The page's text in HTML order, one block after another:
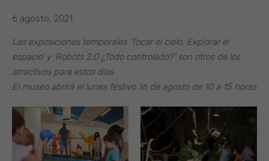
6 agosto, 2021
Las exposiciones temporales ‘Tocar el cielo. Explorar el
espacio’ y ‘Robots 2.0 ¿Todo controlado?’ son otros de los
atractivos para estos días
El museo abrirá el lunes festivo 16 de agosto de 10 a 15 horas